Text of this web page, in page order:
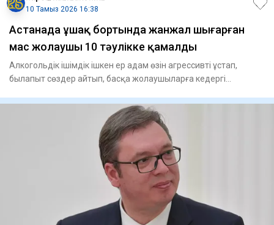
10 Тамыз 2026 16:38
Астанада ұшақ бортында жанжал шығарған
мас жолаушы 10 тәулікке қамалды
Алкогольдік ішімдік ішкен ер адам өзін агрессивті ұстап,
былапыт сөздер айтып, басқа жолаушыларға кедергі